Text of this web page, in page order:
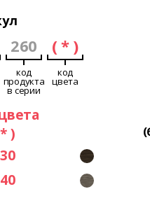
260
код
продукта
в серии
( * )
код
цвета
)